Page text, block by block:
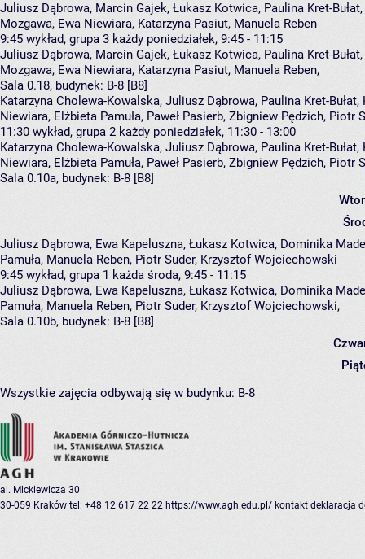
Juliusz Dąbrowa, Marcin Gajek, Łukasz Kotwica, Paulina Kret-
Mozgawa, Ewa Niewiara, Katarzyna Pasiut, Manuela Reben
9:45 wykład, grupa 3 każdy poniedziałek, 9:45 - 11:15
Juliusz Dąbrowa, Marcin Gajek, Łukasz Kotwica, Paulina Kret-Bułat,
Mozgawa, Ewa Niewiara, Katarzyna Pasiut, Manuela Reben,
Sala 0.18, budynek: B-8 [B8]
Katarzyna Cholewa-Kowalska, Juliusz Dąbrowa, Paulina Kret-
Niewiara, Elżbieta Pamuła, Paweł Pasierb, Zbigniew Pędzich,
11:30 wykład, grupa 2 każdy poniedziałek, 11:30 - 13:00
Katarzyna Cholewa-Kowalska, Juliusz Dąbrowa, Paulina Kret-Bułat,
Niewiara, Elżbieta Pamuła, Paweł Pasierb, Zbigniew Pędzich, Piotr
Sala 0.10a, budynek: B-8 [B8]
Juliusz Dąbrowa, Ewa Kapeluszna, Łukasz Kotwica, Dominika
Pamuła, Manuela Reben, Piotr Suder, Krzysztof Wojciechowski
9:45 wykład, grupa 1 każda środa, 9:45 - 11:15
Juliusz Dąbrowa, Ewa Kapeluszna, Łukasz Kotwica, Dominika
Pamuła, Manuela Reben, Piotr Suder, Krzysztof Wojciechowski,
Sala 0.10b, budynek: B-8 [B8]
Wszystkie zajęcia odbywają się w budynku: B-8
al. Mickiewicza 30
30-059 Kraków tel: +48 12 617 22 22 https://www.agh.edu.pl/ kontakt deklaracja